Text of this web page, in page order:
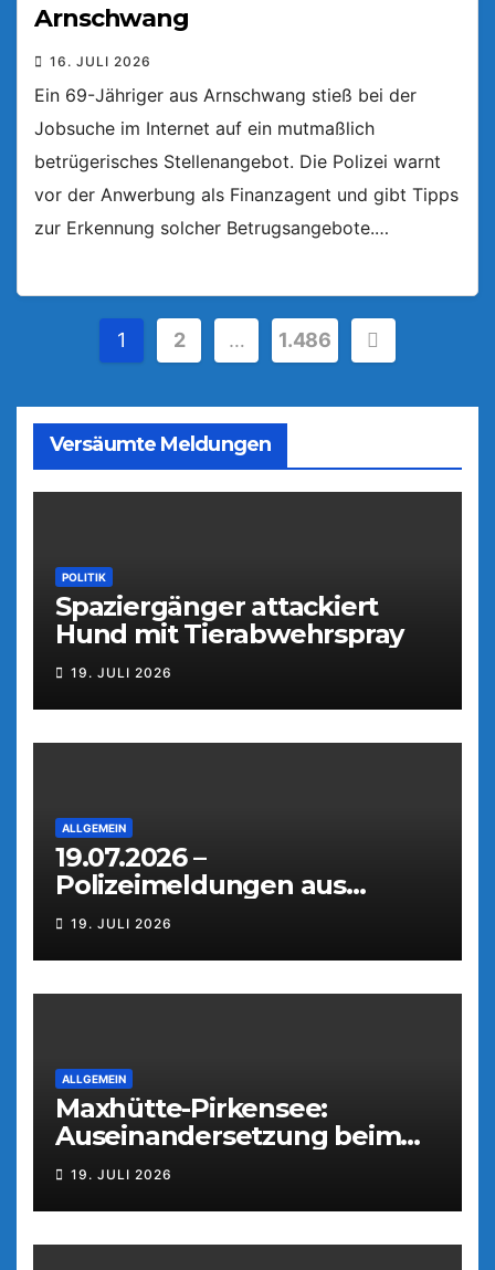
Arnschwang
16. JULI 2026
Ein 69-Jähriger aus Arnschwang stieß bei der
Jobsuche im Internet auf ein mutmaßlich
betrügerisches Stellenangebot. Die Polizei warnt
vor der Anwerbung als Finanzagent und gibt Tipps
zur Erkennung solcher Betrugsangebote.…
Seitennummerierung
Beiträge
1 2 … 1.486
Versäumte Meldungen
POLITIK
Spaziergänger attackiert
Hund mit Tierabwehrspray
19. JULI 2026
ALLGEMEIN
19.07.2026 –
Polizeimeldungen aus
Weiden
19. JULI 2026
ALLGEMEIN
Maxhütte-Pirkensee:
Auseinandersetzung beim
Parkfest
19. JULI 2026